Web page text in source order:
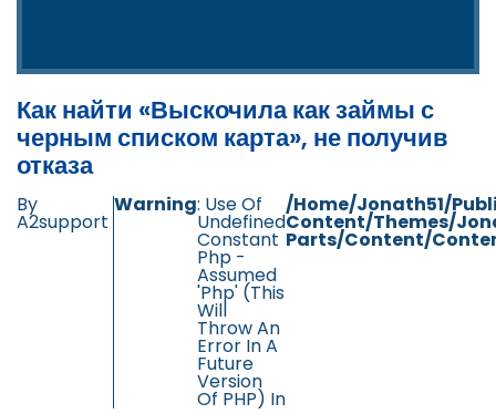
Как найти «Выскочила как займы с
черным списком карта», не получив
отказа
By
A2support
Warning: Use Of
Undefined
Constant
Php -
Assumed
'php' (this
Will
Throw An
Error In A
Future
Version
Of PHP) In
/home/jonath51/
Content/themes/
Parts/content/